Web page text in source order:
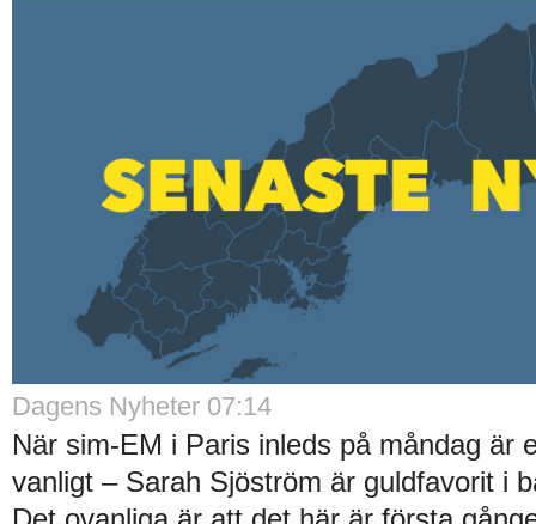
Dagens Nyheter 07:14
När sim-EM i Paris inleds på måndag är
vanligt – Sarah Sjöström är guldfavorit i